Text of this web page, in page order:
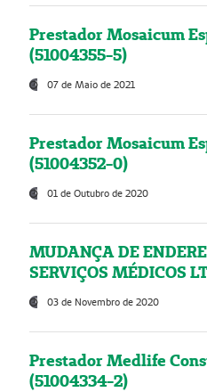
Prestador Mosaicum
(51004355-5)
07 de Maio de 2021
Prestador Mosaicum
(51004352-0)
01 de Outubro de 2020
MUDANÇA DE
SERVIÇOS MÉDICOS
03 de Novembro de 2020
Prestador Medlife
(51004334-2)